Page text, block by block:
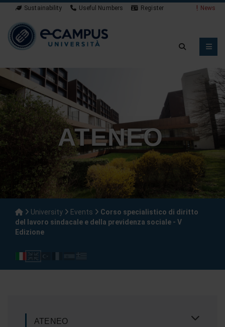
Sustainability Useful Numbers Register News
ATENEO
University Events
Corso specialistico di diritto
del lavoro sindacale e della previdenza sociale - V
Edizione
ATENEO